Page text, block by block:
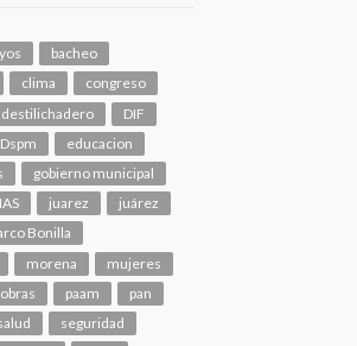
bacheo
clima
congreso
destilichadero
DIF
Dspm
educacion
gobierno municipal
juarez
juárez
Bonilla
morena
mujeres
obras paam
pan
seguridad